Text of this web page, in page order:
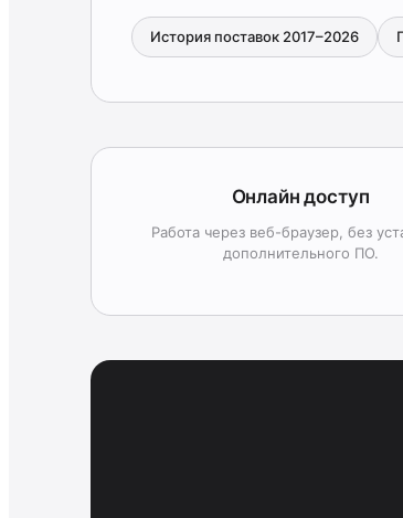
История поставок 2017–2026
Онлайн доступ
Работа через веб-браузер, без
дополнительного ПО.